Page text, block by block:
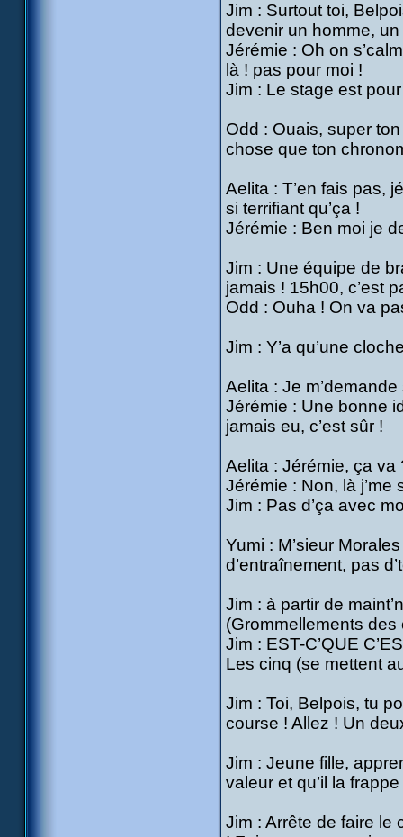
Jim : Surtout toi,
devenir un homme, un
Jérémie : Oh on
là ! pas pour moi !
Jim : Le stage est
Odd : Ouais, super
chose que ton
Aelita : T’en fais pas,
si terrifiant qu’ça !
Jérémie : Ben moi je
Jim : Une équipe de
jamais ! 15h00, c’est
Odd : Ouha ! On va
Jim : Y’a qu’une
Aelita : Je
Jérémie : Une bonne
jamais eu, c’est sûr !
Aelita : Jérémie, ça va
Jérémie : Non, là
Jim : Pas d’ça avec
Yumi : M’sieur
d’entraînement, pas
Jim : à partir de
(Grommellements des
Jim : EST-C’QUE
Les cinq (se mettent
Jim : Toi, Belpois, tu
course ! Allez ! Un
Jim : Jeune fille,
valeur et qu’il la
Jim : Arrête de faire le